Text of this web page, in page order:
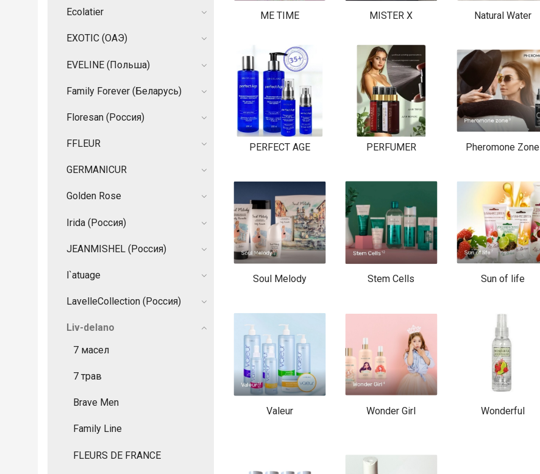
ME TIME MISTER X Natural Water
PERFECT AGE PERFUMER Pheromone Zone
Soul Melody Stem Cells Sun of life
Valeur Wonder Girl Wonderful
Ecolatier
EXOTIC (ОАЭ)
EVELINE (Польша)
Family Forever (Беларусь)
Floresan (Россия)
FFLEUR
GERMANIСUR
Golden Rose
Irida (Россия)
JEANMISHEL (Россия)
l`atuage
LavelleCollection (Россия)
Liv-delano
7 масел
7 трав
Brave Men
Family Line
FLEURS DE FRANCE